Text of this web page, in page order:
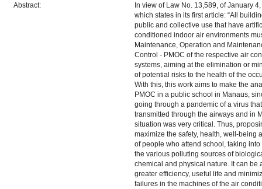
Abstract:
In view of Law No. 13,589, of January
which states in its first article: “All
public and collective use that have
conditioned indoor air environments
Maintenance, Operation and
Control - PMOC of the respective air
systems, aiming at the elimination or
of potential risks to the health of the
With this, this work aims to make the
PMOC in a public school in Manaus,
going through a pandemic of a virus
transmitted through the airways and in
situation was very critical. Thus,
maximize the safety, health, well-being
of people who attend school, taking into
the various polluting sources of
chemical and physical nature. It can be
greater efficiency, useful life and
failures in the machines of the air